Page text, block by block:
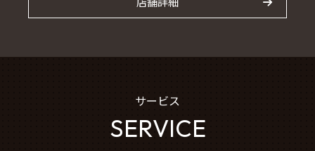
サービス
SERVICE